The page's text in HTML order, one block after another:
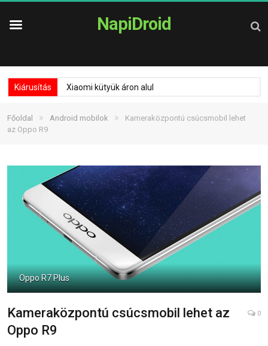
NapiDroid
Kiárusítás Xiaomi kütyük áron alul
Főoldal » Android mobilok »
Kameraközpontú csúcsmobil lehet
az Oppo R9
Oppo R7 Plus
Kameraközpontú csúcsmobil lehet az
Oppo R9
0